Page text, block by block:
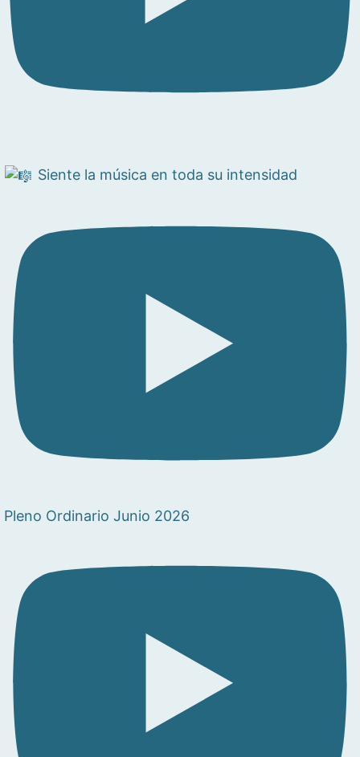
Siente la música en toda su intensidad
Pleno Ordinario Junio 2026